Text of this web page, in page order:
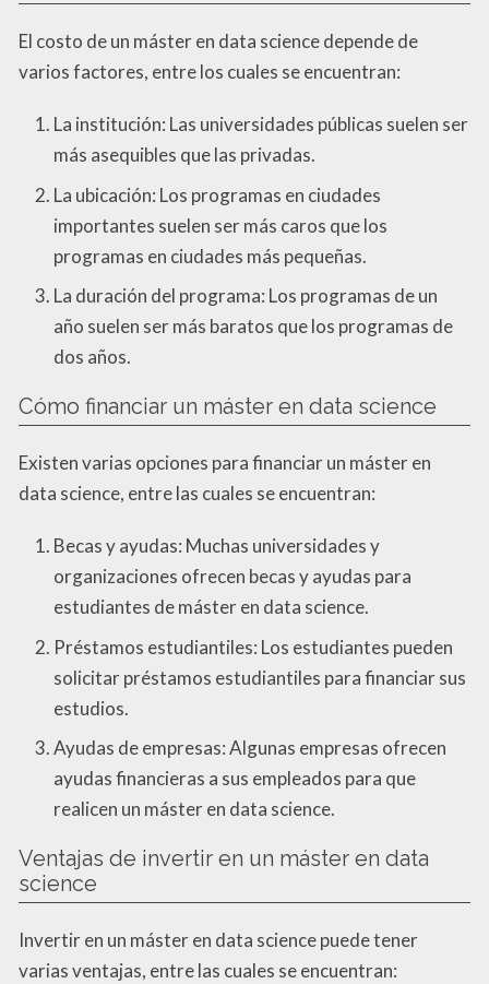
El costo de un máster en data science depende de
varios factores, entre los cuales se encuentran:
La institución: Las universidades públicas suelen ser
más asequibles que las privadas.
La ubicación: Los programas en ciudades
importantes suelen ser más caros que los
programas en ciudades más pequeñas.
La duración del programa: Los programas de un
año suelen ser más baratos que los programas de
dos años.
Cómo financiar un máster en data science
Existen varias opciones para financiar un máster en
data science, entre las cuales se encuentran:
Becas y ayudas: Muchas universidades y
organizaciones ofrecen becas y ayudas para
estudiantes de máster en data science.
Préstamos estudiantiles: Los estudiantes pueden
solicitar préstamos estudiantiles para financiar sus
estudios.
Ayudas de empresas: Algunas empresas ofrecen
ayudas financieras a sus empleados para que
realicen un máster en data science.
Ventajas de invertir en un máster en data
science
Invertir en un máster en data science puede tener
varias ventajas, entre las cuales se encuentran: